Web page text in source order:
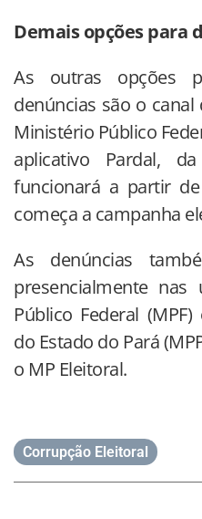
Demais opções para
As outras opções
denúncias são o
Ministério Público
aplicativo Pardal,
funcionará a partir
começa a campanha
As denúncias
presencialmente
Público Federal
do Estado do Pará
o MP Eleitoral.
Corrupção Eleitoral